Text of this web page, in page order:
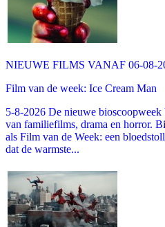
NIEUWE FILMS VANAF 06-08-
Film van de week: Ice Cream Man
5-8-2026 De nieuwe bioscoopweek
van familiefilms, drama en horror.
als Film van de Week: een
dat de warmste...